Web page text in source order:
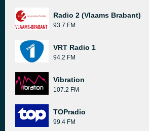
Radio 2 (Vlaams Brabant)
93.7 FM
VRT Radio 1
94.2 FM
Vibration
107.2 FM
TOPradio
99.4 FM